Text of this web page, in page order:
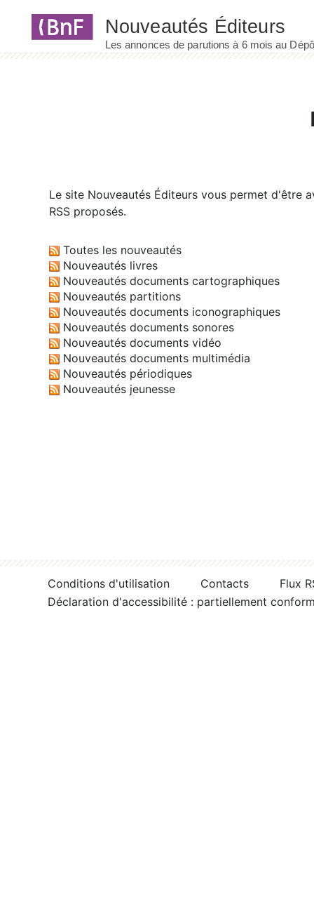
Le site Nouveautés Éditeurs vous permet d'être
RSS proposés.
Toutes les nouveautés
Nouveautés livres
Nouveautés documents cartographiques
Nouveautés partitions
Nouveautés documents iconographiques
Nouveautés documents sonores
Nouveautés documents vidéo
Nouveautés documents multimédia
Nouveautés périodiques
Nouveautés jeunesse
Conditions d'utilisation Contacts
Flux
Déclaration d'accessibilité : partiellement